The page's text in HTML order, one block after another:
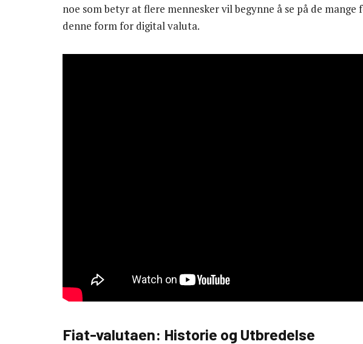
noe som betyr at flere mennesker vil begynne å se på de
denne form for digital valuta.
Fiat-valutaen: Historie og Utbredelse